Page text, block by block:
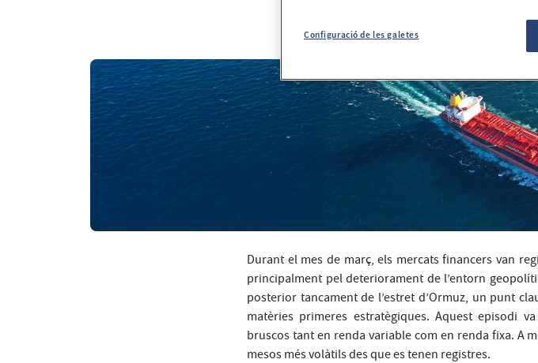
Durant el mes de març, els mercats financers van
principalment pel deteriorament de l’entorn
posterior tancament de l’estret d’Ormuz, un punt
matèries primeres estratègiques. Aquest episodi
bruscos tant en renda variable com en renda fixa. A
mesos més volàtils des que es tenen registres.
Configuració de les galetes